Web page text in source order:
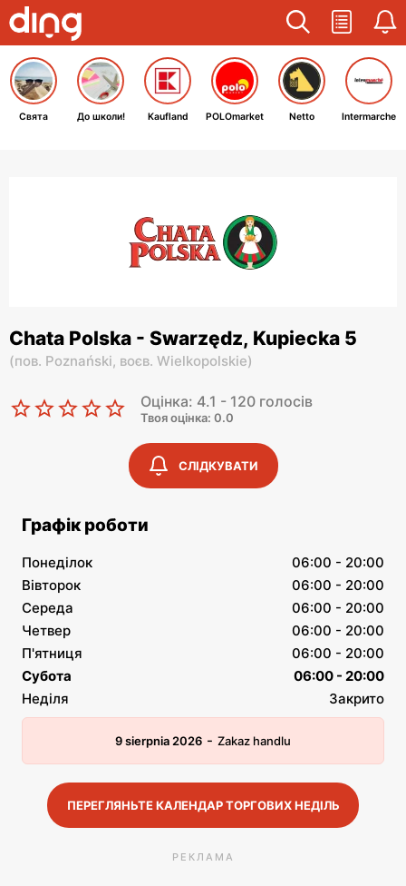
Свята До школи! Kaufland POLOmarket Netto Intermarche
Chata Polska - Swarzędz, Kupiecka 5
(пов. Poznański, воєв. Wielkopolskie)
Оцінка: 4.1 - 120 голосів
Твоя оцінка: 0.0
СЛІДКУВАТИ
Графік роботи
Понеділок
06:00 - 20:00
Вівторок
06:00 - 20:00
Середа
06:00 - 20:00
Четвер
06:00 - 20:00
П'ятниця
06:00 - 20:00
Субота
06:00 - 20:00
Неділя
Закрито
9 sierpnia 2026 - Zakaz handlu
ПЕРЕГЛЯНЬТЕ КАЛЕНДАР ТОРГОВИХ НЕДІЛЬ
РЕКЛАМА